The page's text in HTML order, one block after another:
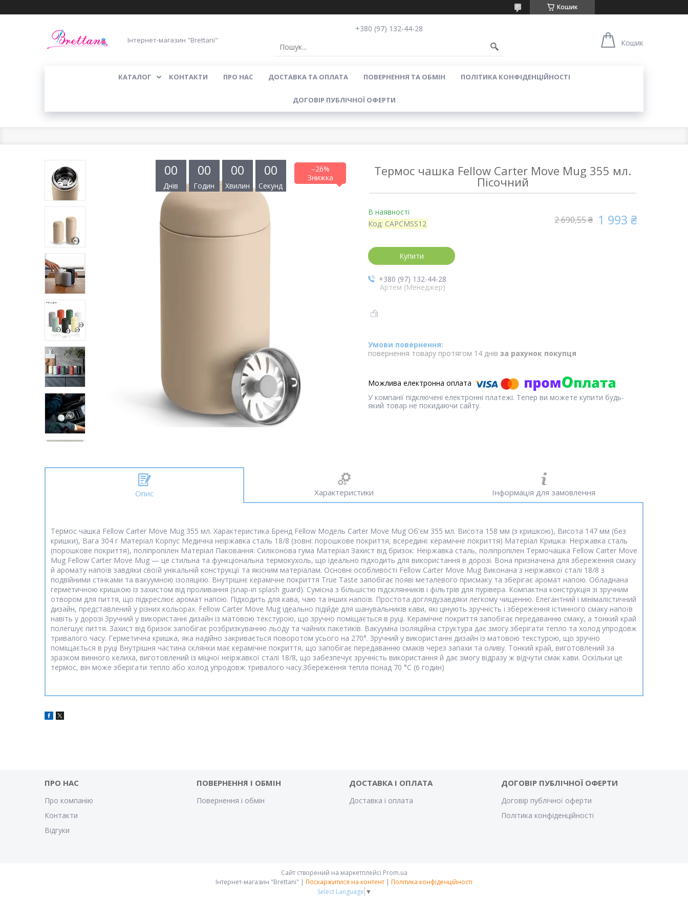
Кошик
Інтернет-магазин "Brettani"
+380 (97) 132-44-28
Кошик
КАТАЛОГ КОНТАКТИ ПРО НАС ДОСТАВКА ТА ОПЛАТА ПОВЕРНЕННЯ ТА ОБМІН ПОЛІТИКА КОНФІДЕНЦІЙНОСТІ
ДОГОВІР ПУБЛІЧНОЇ ОФЕРТИ
–26%
00
Днів
00
Годин
00
Хвилин
00
Секунд
Термос чашка Fellow Carter Move Mug 355 мл.
Пісочний
В наявності
Код: CAPCMSS12 2 690,55 ₴ 1 993 ₴
Купити
+380 (97) 132-44-28
Артем (Менеджер)
повернення товару протягом 14 днів за рахунок покупця
У компанії підключені електронні платежі. Тепер ви можете купити будь-
який товар не покидаючи сайту.
Опис Характеристики Інформація для замовлення
Термос чашка Fellow Carter Move Mug 355 мл. Характеристика Бренд Fellow Модель Carter Move Mug Об'єм 355 мл. Висота 158 мм (з кришкою), Висота 147 мм (без
кришки), Вага 304 г Матеріал Корпус Медична неіржавка сталь 18/8 (зовні: порошкове покриття, всередині: керамічне покриття) Матеріал Кришка: Неіржавка сталь
(порошкове покриття), поліпропілен Матеріал Паковання: Силіконова гума Матеріал Захист від бризок: Неіржавка сталь, поліпропілен Термочашка Fellow Carter Move
Mug Fellow Carter Move Mug — це стильна та функціональна термокухоль, що ідеально підходить для використання в дорозі. Вона призначена для збереження смаку
й аромату напоїв завдяки своїй унікальній конструкції та якісним матеріалам. Основні особливості Fellow Carter Move Mug Виконана з неіржавкої сталі 18/8 з
подвійними стінками та вакуумною ізоляцією. Внутрішнє керамічне покриття True Taste запобігає появі металевого присмаку та зберігає аромат напою. Обладнана
герметичною кришкою із захистом від проливання (snap-in splash guard). Сумісна з більшістю підсклянників і фільтрів для пурівера. Компактна конструкція зі зручним
отвором для пиття, що підкреслює аромат напою. Підходить для кава, чаю та інших напоїв. Простота доглядузавдяки легкому чищенню. Елегантний і мінімалістичний
дизайн, представлений у різних кольорах. Fellow Carter Move Mug ідеально підійде для шанувальників кави, які цінують зручність і збереження істинного смаку напоїв
навіть у дорозі Зручний у використанні дизайн із матовою текстурою, що зручно поміщається в руці. Керамічне покриття запобігає передаванню смаку, а тонкий край
полегшує пиття. Захист від бризок запобігає розбризкуванню льоду та чайних пакетиків. Вакуумна ізоляційна структура дає змогу зберігати тепло та холод упродовж
тривалого часу. Герметична кришка, яка надійно закривається поворотом усього на 270°. Зручний у використанні дизайн із матовою текстурою, що зручно
поміщається в руці Внутрішня частина склянки має керамічне покриття, що запобігає передаванню смаків через запахи та оливу. Тонкий край, виготовлений за
зразком винного келиха, виготовлений із міцної неіржавкої сталі 18/8, що забезпечує зручність використання й дає змогу відразу ж відчути смак кави. Оскільки це
термос, він може зберігати тепло або холод упродовж тривалого часу.Збереження тепла понад 70 °C (6 годин)
ПРО НАС
Про компанію
Контакти
Відгуки
ПОВЕРНЕННЯ І ОБМІН
Повернення і обмін
ДОСТАВКА І ОПЛАТА
Доставка і оплата
ДОГОВІР ПУБЛІЧНОЇ ОФЕРТИ
Договір публічної оферти
Політика конфіденційності
Сайт створений на маркетплейсі Prom.ua
Інтернет-магазин "Brettani" | Поскаржитися на контент | Політика конфіденційності
Select Language ▼